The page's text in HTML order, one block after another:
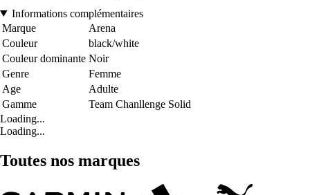
Informations complémentaires
Marque
Arena
Couleur
black/white
Couleur dominante Noir
Genre
Femme
Age
Adulte
Gamme
Team Chanllenge Solid
Loading...
Loading...
Toutes nos marques